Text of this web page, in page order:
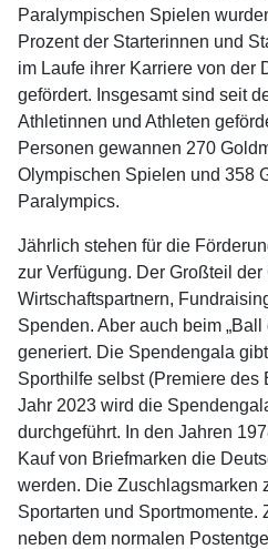
Paralympischen Spielen
Prozent der Starterinnen und
im Laufe ihrer Karriere von der
gefördert. Insgesamt sind seit
Athletinnen und Athleten
Personen gewannen 270
Olympischen Spielen und 358
Paralympics.
Jährlich stehen für die
zur Verfügung. Der Großteil der
Wirtschaftspartnern,
Spenden. Aber auch beim
generiert. Die Spendengala
Sporthilfe selbst (Premiere des
Jahr 2023 wird die
durchgeführt. In den Jahren
Kauf von Briefmarken die
werden. Die Zuschlagsmarken
Sportarten und Sportmomente.
neben dem normalen